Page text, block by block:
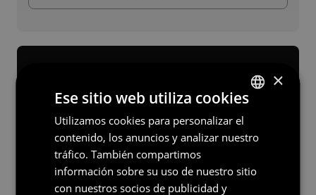
Estamos encantados de ayudarte. No dudes
en ponerte en contacto con nosotros.
Póngase en contacto
DUTCH
SPANISH
GERMAN
×
Ese sitio web utiliza cookies
Utilizamos cookies para personalizar el
contenido, los anuncios y analizar nuestro
tráfico. También compartimos
información sobre su uso de nuestro sitio
con nuestros socios de publicidad y